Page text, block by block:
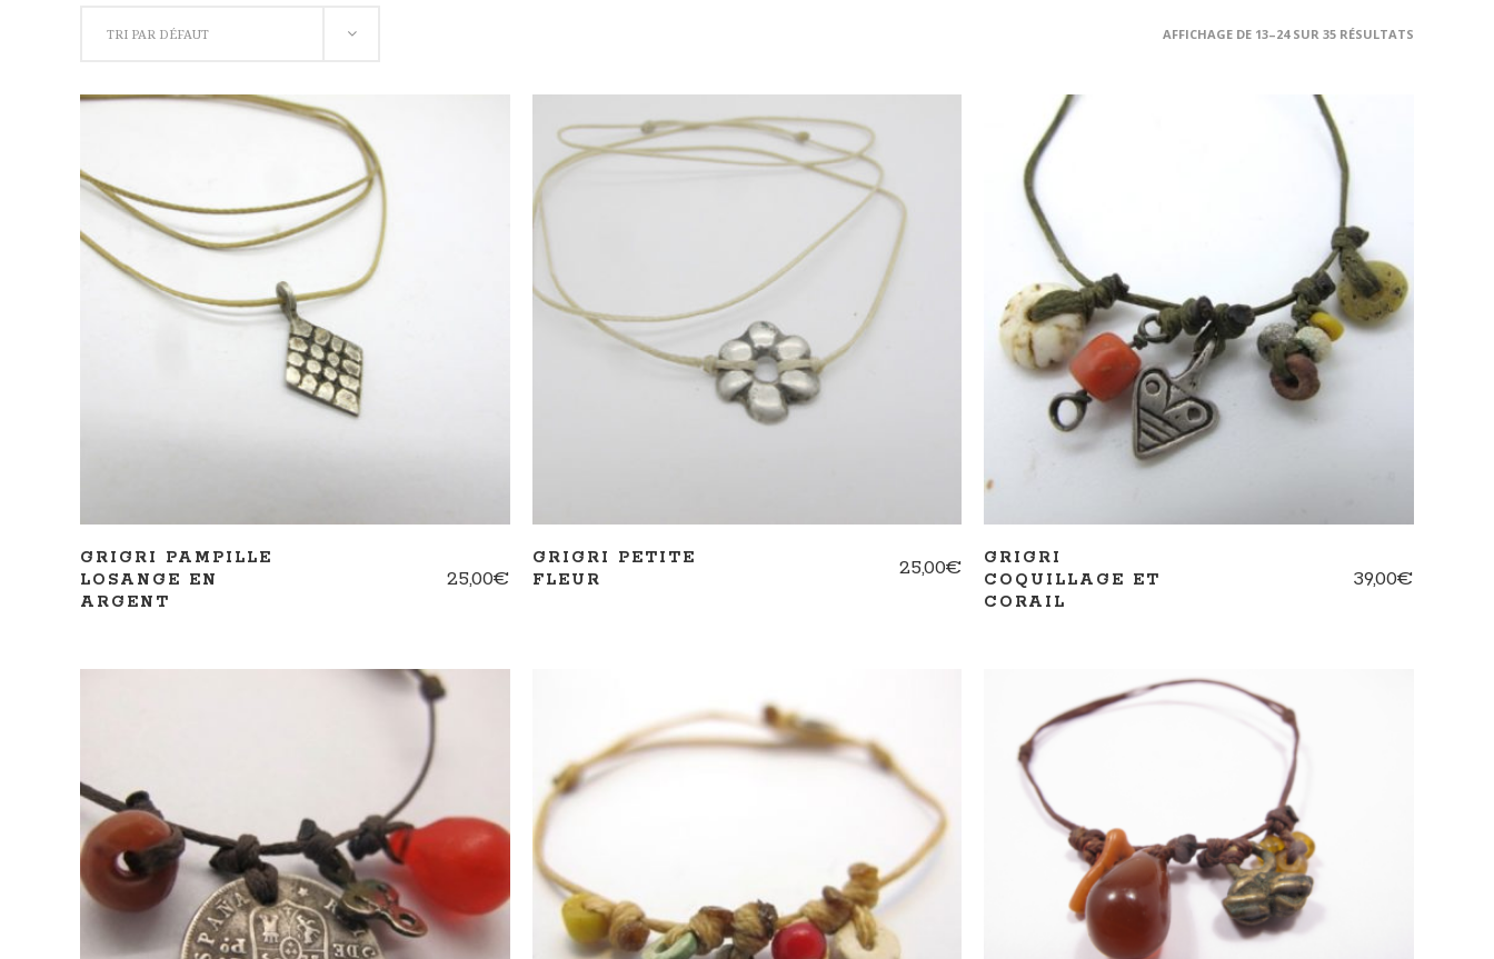
TRI PAR DÉFAUT AFFICHAGE DE 13–24 SUR 35 RÉSULTATS
AJOUTER AU PANIER
GRIGRI PAMPILLE
LOSANGE EN
ARGENT
25,00€
AJOUTER AU PANIER
GRIGRI PETITE
FLEUR
25,00€
AJOUTER AU PANIER
GRIGRI
COQUILLAGE ET
CORAIL
39,00€
AJOUTER AU PANIER AJOUTER AU PANIER
AJOUTER AU PANIER